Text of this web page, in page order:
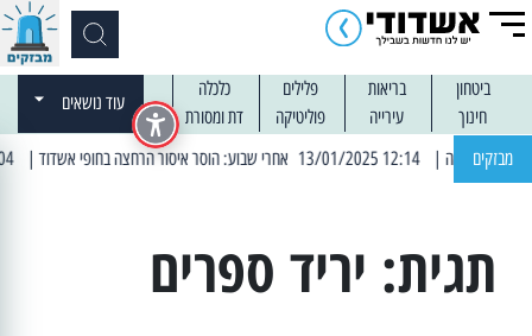
ביטחון בריאות פלילים
כלכלה
חינוך
עירייה פוליטיקה דת ומסורת
עוד נושאים
מבזקים | 12:14 13/01/2025 אחרי שבוע: הוסר איסור הרחצה בחופי אשדוד | 13:04 14/01/2025 עובדים בלילות: עבודות קרצוף וריבוד אספלט
תגית: יריד ספרים